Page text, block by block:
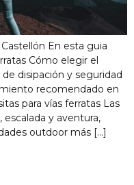
En esta guia
Cómo elegir el
disipación y seguridad
recomendado en
para vías ferratas Las
y aventura,
outdoor más […]